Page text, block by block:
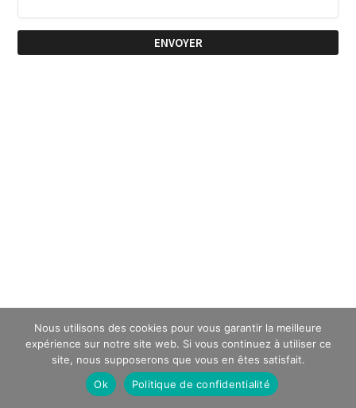
ENVOYER
Nous utilisons des cookies pour vous garantir la meilleure
expérience sur notre site web. Si vous continuez à utiliser ce
site, nous supposerons que vous en êtes satisfait.
Ok
Politique de confidentialité